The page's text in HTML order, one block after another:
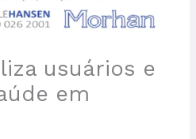
usuários e
em